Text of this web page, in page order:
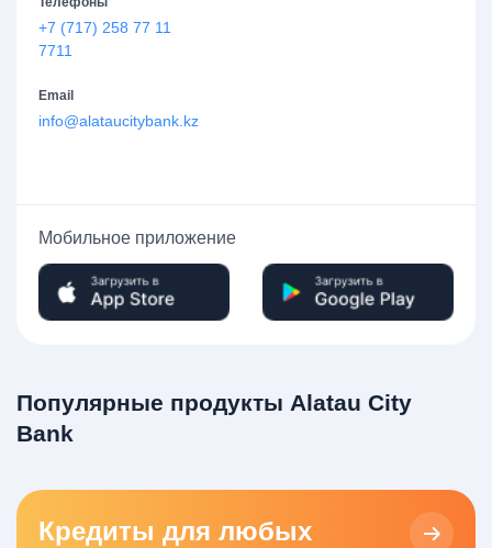
+7 (717) 258 77 11
7711
Email
info@alataucitybank.kz
Мобильное приложение
Популярные продукты Alatau City
Bank
Кредиты для любых